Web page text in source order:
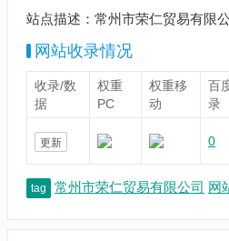
站点描述：常州市荣仁贸易有限
网站收录情况
收录/数
据
权重
PC
权重移
动
百
录
更新 0
tag 常州市荣仁贸易有限公司 网